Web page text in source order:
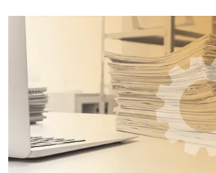
Wenn ein Projekt mit Artikel angegeben
Artikelschirm jetzt automatisch bei der
Zeile in den Arbeitszeiten.